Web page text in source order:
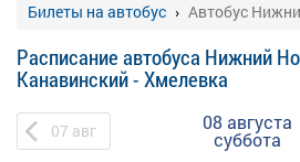
Билеты на автобус Автобус
Расписание автобуса Нижний
Канавинский - Хмелевка
07 авг 08 августа
суббота